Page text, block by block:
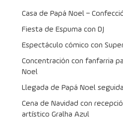
Casa de Papá Noel –
Fiesta de Espuma con DJ
Espectáculo cómico con
Concentración con fanfarria
Noel
Llegada de Papá Noel
Cena de Navidad con
artístico Gralha Azul